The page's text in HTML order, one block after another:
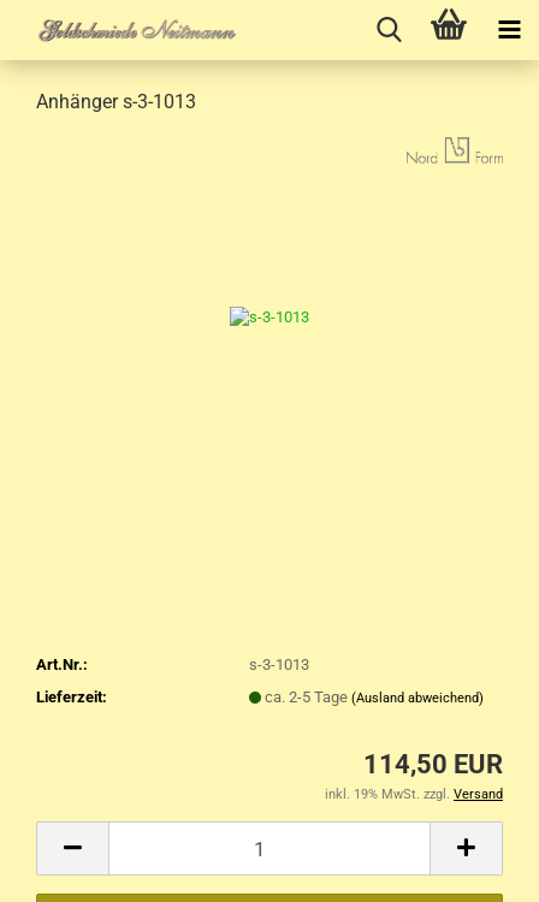
Anhänger s-3-1013
Art.Nr.:
s-3-1013
Lieferzeit:
ca. 2-5 Tage (Ausland abweichend)
114,50 EUR
inkl. 19% MwSt. zzgl. Versand